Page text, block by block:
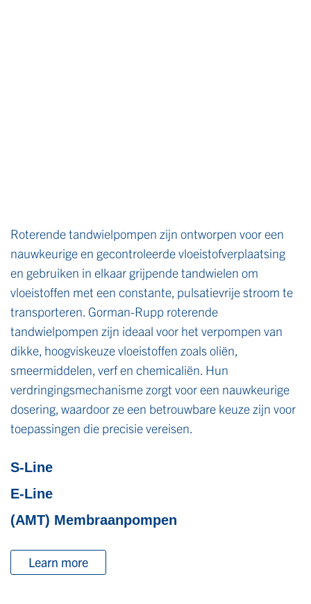
Roterende tandwielpompen zijn ontworpen voor een
nauwkeurige en gecontroleerde vloeistofverplaatsing
en gebruiken in elkaar grijpende tandwielen om
vloeistoffen met een constante, pulsatievrije stroom te
transporteren. Gorman-Rupp roterende
tandwielpompen zijn ideaal voor het verpompen van
dikke, hoogviskeuze vloeistoffen zoals oliën,
smeermiddelen, verf en chemicaliën. Hun
verdringingsmechanisme zorgt voor een nauwkeurige
dosering, waardoor ze een betrouwbare keuze zijn voor
toepassingen die precisie vereisen.
S-Line
E-Line
(AMT) Membraanpompen
Learn more